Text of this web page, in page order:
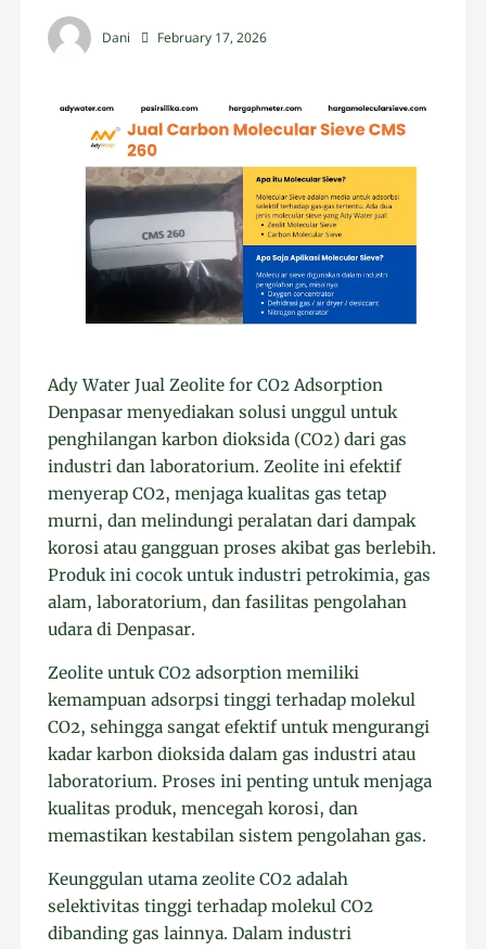
Dani February 17, 2026
Ady Water Jual Zeolite for CO2 Adsorption
Denpasar menyediakan solusi unggul untuk
penghilangan karbon dioksida (CO2) dari gas
industri dan laboratorium. Zeolite ini efektif
menyerap CO2, menjaga kualitas gas tetap
murni, dan melindungi peralatan dari dampak
korosi atau gangguan proses akibat gas berlebih.
Produk ini cocok untuk industri petrokimia, gas
alam, laboratorium, dan fasilitas pengolahan
udara di Denpasar.
Zeolite untuk CO2 adsorption memiliki
kemampuan adsorpsi tinggi terhadap molekul
CO2, sehingga sangat efektif untuk mengurangi
kadar karbon dioksida dalam gas industri atau
laboratorium. Proses ini penting untuk menjaga
kualitas produk, mencegah korosi, dan
memastikan kestabilan sistem pengolahan gas.
Keunggulan utama zeolite CO2 adalah
selektivitas tinggi terhadap molekul CO2
dibanding gas lainnya. Dalam industri